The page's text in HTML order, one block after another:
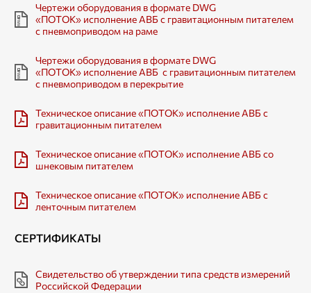
Чертежи оборудования в формате DWG
«ПОТОК» исполнение АВБ с гравитационным питателем
с пневмоприводом на раме
Чертежи оборудования в формате DWG
«ПОТОК» исполнение АВБ с гравитационным питателем
с пневмоприводом в перекрытие
Техническое описание «ПОТОК» исполнение АВБ с
гравитационным питателем
Техническое описание «ПОТОК» исполнение АВБ со
шнековым питателем
Техническое описание «ПОТОК» исполнение АВБ с
ленточным питателем
СЕРТИФИКАТЫ
Свидетельство об утверждении типа средств измерений
Российской Федерации